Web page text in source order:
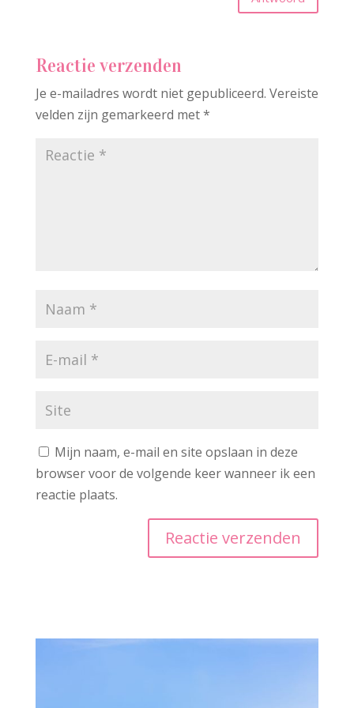
Reactie verzenden
Je e-mailadres wordt niet gepubliceerd. Vereiste
velden zijn gemarkeerd met*
Mijn naam, e-mail en site opslaan in deze
browser voor de volgende keer wanneer ik een
reactie plaats.